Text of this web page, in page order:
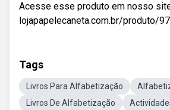
Acesse esse produto em nosso
lojapapelecaneta.com.br/produto/
Tags
Livros Para Alfabetização
Livros De Alfabetização